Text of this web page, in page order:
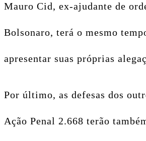
Mauro Cid, ex-ajudante de
Bolsonaro, terá o mesmo
apresentar suas próprias
Por último, as defesas dos
Ação Penal 2.668 terão